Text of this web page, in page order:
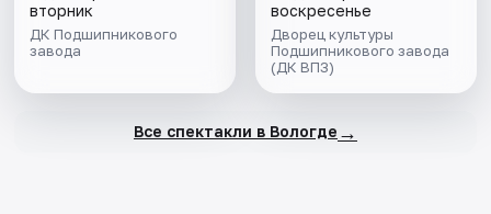
вторник
ДК Подшипникового
завода
воскресенье
Дворец культуры
Подшипникового завода
(ДК ВПЗ)
Все спектакли в Вологде →